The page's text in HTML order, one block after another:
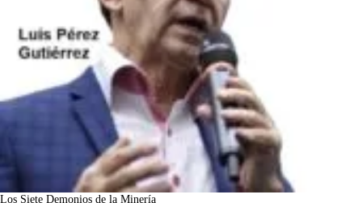
Los Siete Demonios de la Minería